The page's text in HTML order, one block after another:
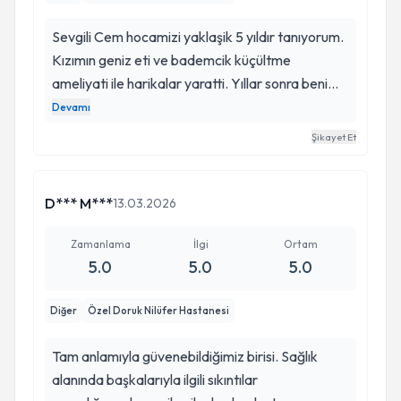
doktordu valla şanslıydık" derken kendimizi
buluyoruz.
Sevgili Cem hocamizi yaklaşik 5 yıldır tanıyorum.
Kızımın geniz eti ve bademcik küçültme
ameliyati ile harikalar yaratti. Yıllar sonra benim
KBB sıkıntım oldu Ve hizlica aksiyon alip benim
ameliyatimi da gerçeklestirdi. Bilgi vermesi, güler
varsiniz Cem hocam cok ilgili cok güler yüzlü. . iyi
Devamı
Şikayet Et
D*** M***13.03.2026
Zamanlama
5.0
İlgi
5.0
Ortam
5.0
Diğer Özel Doruk Nilüfer Hastanesi
Tam anlamıyla güvenebildiğimiz birisi. Sağlık
alanında başkalarıyla ilgili sıkıntılar